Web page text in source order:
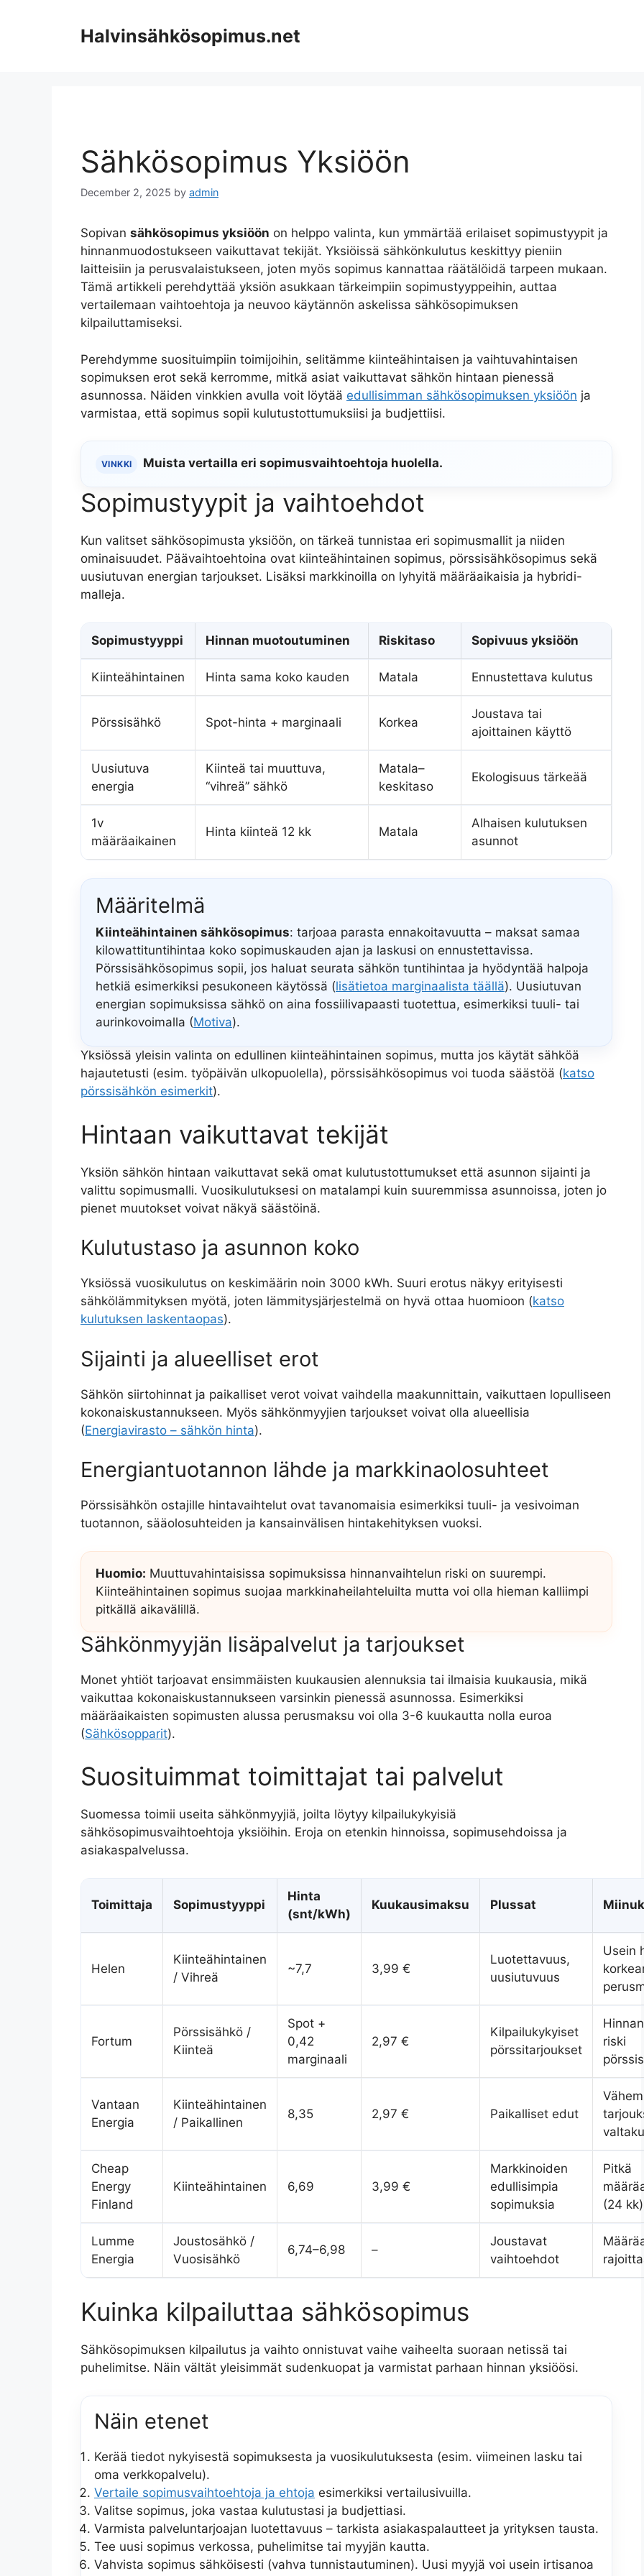
Halvinsähkösopimus.net
Sähkösopimus Yksiöön
December 2, 2025 by admin
Sopivan sähkösopimus yksiöön on helppo valinta, kun ymmärtää erilaiset sopimustyypit ja
hinnanmuodostukseen vaikuttavat tekijät. Yksiöissä sähkönkulutus keskittyy pieniin
laitteisiin ja perusvalaistukseen, joten myös sopimus kannattaa räätälöidä tarpeen mukaan.
Tämä artikkeli perehdyttää yksiön asukkaan tärkeimpiin sopimustyyppeihin, auttaa
vertailemaan vaihtoehtoja ja neuvoo käytännön askelissa sähkösopimuksen
kilpailuttamiseksi.
Perehdymme suosituimpiin toimijoihin, selitämme kiinteähintaisen ja vaihtuvahintaisen
sopimuksen erot sekä kerromme, mitkä asiat vaikuttavat sähkön hintaan pienessä
asunnossa. Näiden vinkkien avulla voit löytää edullisimman sähkösopimuksen yksiöön ja
varmistaa, että sopimus sopii kulutustottumuksiisi ja budjettiisi.
VINKKI Muista vertailla eri sopimusvaihtoehtoja huolella.
Sopimustyypit ja vaihtoehdot
Kun valitset sähkösopimusta yksiöön, on tärkeä tunnistaa eri sopimusmallit ja niiden
ominaisuudet. Päävaihtoehtoina ovat kiinteähintainen sopimus, pörssisähkösopimus sekä
uusiutuvan energian tarjoukset. Lisäksi markkinoilla on lyhyitä määräaikaisia ja hybridi-
malleja.
Sopimustyyppi Hinnan muotoutuminen Riskitaso Sopivuus yksiöön
Kiinteähintainen Hinta sama koko kauden Matala Ennustettava kulutus
Pörssisähkö Spot-hinta + marginaali Korkea
Joustava tai
ajoittainen käyttö
Uusiutuva
energia
Kiinteä tai muuttuva,
“vihreä” sähkö
Matala–
keskitaso
Ekologisuus tärkeää
1v
määräaikainen
Hinta kiinteä 12 kk Matala
Alhaisen kulutuksen
asunnot
Määritelmä
Kiinteähintainen sähkösopimus: tarjoaa parasta ennakoitavuutta – maksat samaa
kilowattituntihintaa koko sopimuskauden ajan ja laskusi on ennustettavissa.
Pörssisähkösopimus sopii, jos haluat seurata sähkön tuntihintaa ja hyödyntää halpoja
hetkiä esimerkiksi pesukoneen käytössä (lisätietoa marginaalista täällä). Uusiutuvan
energian sopimuksissa sähkö on aina fossiilivapaasti tuotettua, esimerkiksi tuuli- tai
aurinkovoimalla (Motiva).
Yksiössä yleisin valinta on edullinen kiinteähintainen sopimus, mutta jos käytät sähköä
hajautetusti (esim. työpäivän ulkopuolella), pörssisähkösopimus voi tuoda säästöä (katso
pörssisähkön esimerkit).
Hintaan vaikuttavat tekijät
Yksiön sähkön hintaan vaikuttavat sekä omat kulutustottumukset että asunnon sijainti ja
valittu sopimusmalli. Vuosikulutuksesi on matalampi kuin suuremmissa asunnoissa, joten jo
pienet muutokset voivat näkyä säästöinä.
Kulutustaso ja asunnon koko
Yksiössä vuosikulutus on keskimäärin noin 3000 kWh. Suuri erotus näkyy erityisesti
sähkölämmityksen myötä, joten lämmitysjärjestelmä on hyvä ottaa huomioon (katso
kulutuksen laskentaopas).
Sijainti ja alueelliset erot
Sähkön siirtohinnat ja paikalliset verot voivat vaihdella maakunnittain, vaikuttaen lopulliseen
kokonaiskustannukseen. Myös sähkönmyyjien tarjoukset voivat olla alueellisia
(Energiavirasto – sähkön hinta).
Energiantuotannon lähde ja markkinaolosuhteet
Pörssisähkön ostajille hintavaihtelut ovat tavanomaisia esimerkiksi tuuli- ja vesivoiman
tuotannon, sääolosuhteiden ja kansainvälisen hintakehityksen vuoksi.
Huomio: Muuttuvahintaisissa sopimuksissa hinnanvaihtelun riski on suurempi.
Kiinteähintainen sopimus suojaa markkinaheilahteluilta mutta voi olla hieman kalliimpi
pitkällä aikavälillä.
Sähkönmyyjän lisäpalvelut ja tarjoukset
Monet yhtiöt tarjoavat ensimmäisten kuukausien alennuksia tai ilmaisia kuukausia, mikä
vaikuttaa kokonaiskustannukseen varsinkin pienessä asunnossa. Esimerkiksi
määräaikaisten sopimusten alussa perusmaksu voi olla 3-6 kuukautta nolla euroa
(Sähkösopparit).
Suosituimmat toimittajat tai palvelut
Suomessa toimii useita sähkönmyyjiä, joilta löytyy kilpailukykyisiä
sähkösopimusvaihtoehtoja yksiöihin. Eroja on etenkin hinnoissa, sopimusehdoissa ja
asiakaspalvelussa.
Toimittaja Sopimustyyppi
Hinta
(snt/kWh)
Kuukausimaksu Plussat
Helen
Kiinteähintainen
/ Vihreä
~7,7 3,99 €
Luotettavuus,
uusiutuvuus
Usein
Fortum
Pörssisähkö /
Kiinteä
Spot +
0,42
marginaali
2,97 €
Kilpailukykyiset
pörssitarjoukset
riski
Vantaan
Energia
Kiinteähintainen
/ Paikallinen
8,35 2,97 € Paikalliset edut
Cheap
Energy
Finland
Kiinteähintainen 6,69 3,99 €
Markkinoiden
edullisimpia
sopimuksia
Pitkä
(24 kk)
Lumme
Energia
Joustosähkö /
Vuosisähkö
6,74–6,98 –
Joustavat
vaihtoehdot
Kuinka kilpailuttaa sähkösopimus
Sähkösopimuksen kilpailutus ja vaihto onnistuvat vaihe vaiheelta suoraan netissä tai
puhelimitse. Näin vältät yleisimmät sudenkuopat ja varmistat parhaan hinnan yksiöösi.
Näin etenet
Kerää tiedot nykyisestä sopimuksesta ja vuosikulutuksesta (esim. viimeinen lasku tai
oma verkkopalvelu).
Vertaile sopimusvaihtoehtoja ja ehtoja esimerkiksi vertailusivuilla.
Valitse sopimus, joka vastaa kulutustasi ja budjettiasi.
Varmista palveluntarjoajan luotettavuus – tarkista asiakaspalautteet ja yrityksen tausta.
Tee uusi sopimus verkossa, puhelimitse tai myyjän kautta.
Vahvista sopimus sähköisesti (vahva tunnistautuminen). Uusi myyjä voi usein irtisanoa